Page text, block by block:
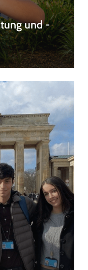
und -